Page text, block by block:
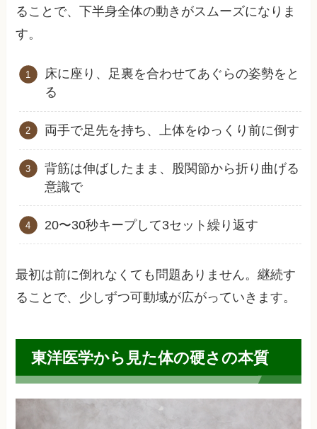
ることで、下半身全体の動きがスムーズになりま
す。
床に座り、足裏を合わせてあぐらの姿勢をと
る
両手で足先を持ち、上体をゆっくり前に倒す
背筋は伸ばしたまま、股関節から折り曲げる
意識で
20〜30秒キープして3セット繰り返す
最初は前に倒れなくても問題ありません。継続す
ることで、少しずつ可動域が広がっていきます。
東洋医学から見た体の硬さの本質